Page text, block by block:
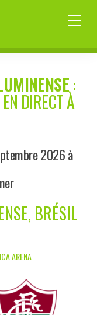
:
DIRECT À
2026 à
BRÉSIL
ARENA